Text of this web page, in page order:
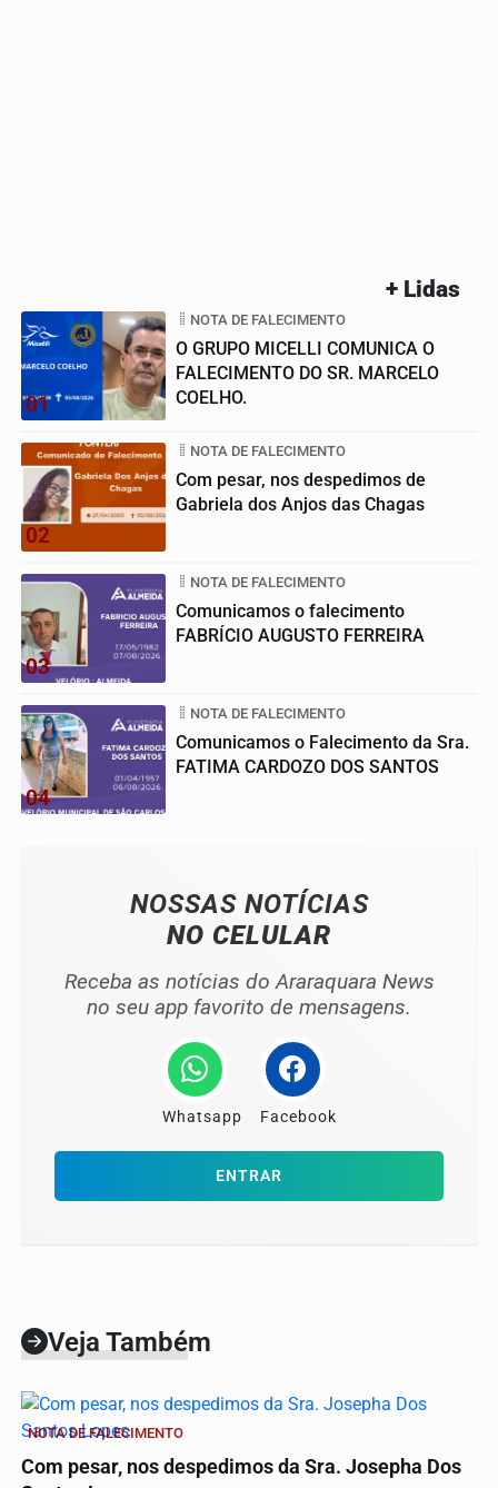
+ Lidas
01
NOTA DE FALECIMENTO
O GRUPO MICELLI COMUNICA O
FALECIMENTO DO SR. MARCELO
COELHO.
02
NOTA DE FALECIMENTO
Com pesar, nos despedimos de
Gabriela dos Anjos das Chagas
03
NOTA DE FALECIMENTO
Comunicamos o falecimento
FABRÍCIO AUGUSTO FERREIRA
04
NOTA DE FALECIMENTO
Comunicamos o Falecimento da Sra.
FATIMA CARDOZO DOS SANTOS
NOSSAS NOTÍCIAS
NO CELULAR
Receba as notícias do Araraquara News
no seu app favorito de mensagens.
Whatsapp Facebook
ENTRAR
Veja Também
NOTA DE FALECIMENTO
Com pesar, nos despedimos da Sra. Josepha Dos